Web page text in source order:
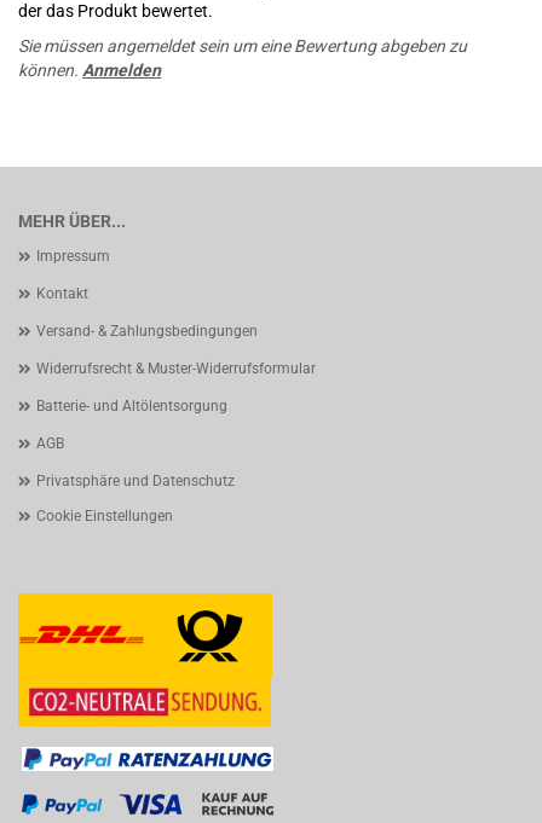
der das Produkt bewertet.
Sie müssen angemeldet sein um eine Bewertung abgeben zu
können. Anmelden
MEHR ÜBER...
Impressum
Kontakt
Versand- & Zahlungsbedingungen
Widerrufsrecht & Muster-Widerrufsformular
Batterie- und Altölentsorgung
AGB
Privatsphäre und Datenschutz
Cookie Einstellungen